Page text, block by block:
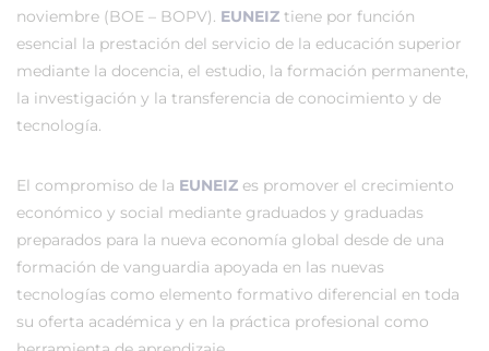
noviembre (BOE – BOPV). EUNEIZ tiene por función
esencial la prestación del servicio de la educación superior
mediante la docencia, el estudio, la formación permanente,
la investigación y la transferencia de conocimiento y de
tecnología.
El compromiso de la EUNEIZ es promover el crecimiento
económico y social mediante graduados y graduadas
preparados para la nueva economía global desde de una
formación de vanguardia apoyada en las nuevas
tecnologías como elemento formativo diferencial en toda
su oferta académica y en la práctica profesional como